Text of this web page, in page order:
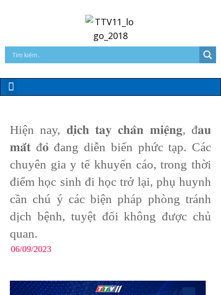
Hiện nay, 𝐝𝐢̣𝐜𝐡 𝐭𝐚𝐲 𝐜𝐡𝐚̂𝐧 𝐦𝐢𝐞̣̂𝐧𝐠, đ𝐚𝐮
𝐦𝐚̆́𝐭 đ𝐨̉ đang diễn biến phức tạp. Các
chuyên gia y tế khuyến cáo, trong thời
điểm học sinh đi học trở lại, phụ huynh
cần chú ý các biện pháp phòng tránh
dịch bệnh, tuyệt đối không được chủ
quan.
06/09/2023